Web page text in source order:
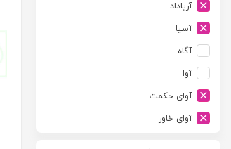
آریاداد
آسیا
آگاه
آوا
آوای حکمت
آوای خاور